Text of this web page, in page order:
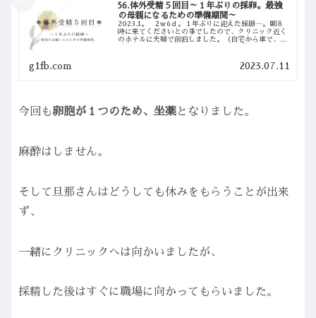
56.体外受精５回目～１年ぶりの採卵。最強
の母親になるための準備期間～
2023.1。 2ｗ6ｄ。１年ぶりに迎えた採卵―。朝８
時に来てくださいとの事でしたので、クリニック近く
のホテルに夫婦で前泊しました。（自宅から車で、高
g1fb.com 2023.07.11
今回も卵胞が１つのため、坐薬となりました。
麻酔はしません。
そして旦那さんはどうしても休みをもらうことが出来
ず、
一緒にクリニックへは向かいましたが、
採精した後はすぐに職場に向かってもらいました。